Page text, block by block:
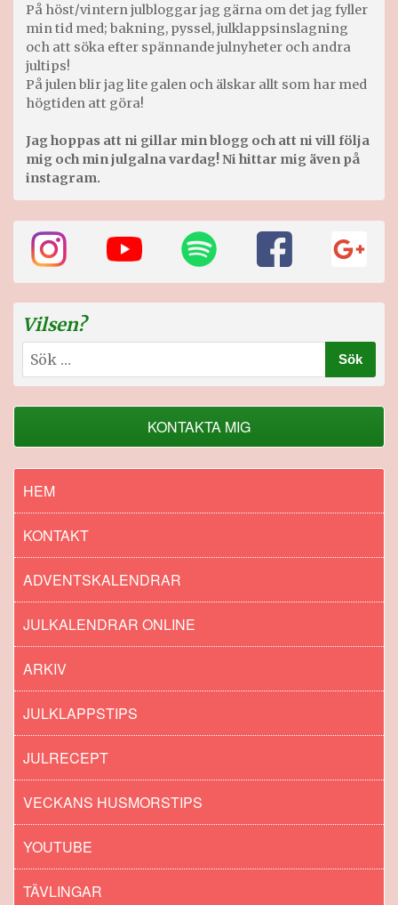
På höst/vintern julbloggar jag gärna om det jag fyller
min tid med; bakning, pyssel, julklappsinslagning
och att söka efter spännande julnyheter och andra
jultips!
På julen blir jag lite galen och älskar allt som har med
högtiden att göra!
Jag hoppas att ni gillar min blogg och att ni vill följa
mig och min julgalna vardag! Ni hittar mig även på
instagram.
Vilsen?
Sök
efter:
KONTAKTA MIG
HEM
KONTAKT
ADVENTSKALENDRAR
JULKALENDRAR ONLINE
ARKIV
JULKLAPPSTIPS
JULRECEPT
VECKANS HUSMORSTIPS
YOUTUBE
TÄVLINGAR